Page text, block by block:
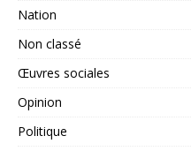
Nation
Non classé
Œuvres sociales
Opinion
Politique